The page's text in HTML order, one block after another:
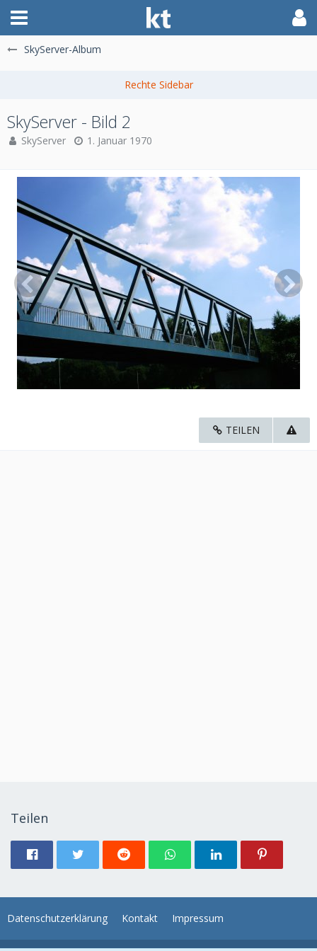
SkyServer-Album
SkyServer - Bild 2
SkyServer 1. Januar 1970
TEILEN
Teilen
Datenschutzerklärung Kontakt Impressum